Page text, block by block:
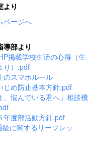
り
ページへ
部より
掲載学校生活の心得（生
り）.pdf
のスマホルール
じめ防止基本方針.pdf
、悩んでいる君へ」相談機
年度部活動方針.pdf
級に関するリーフレッ